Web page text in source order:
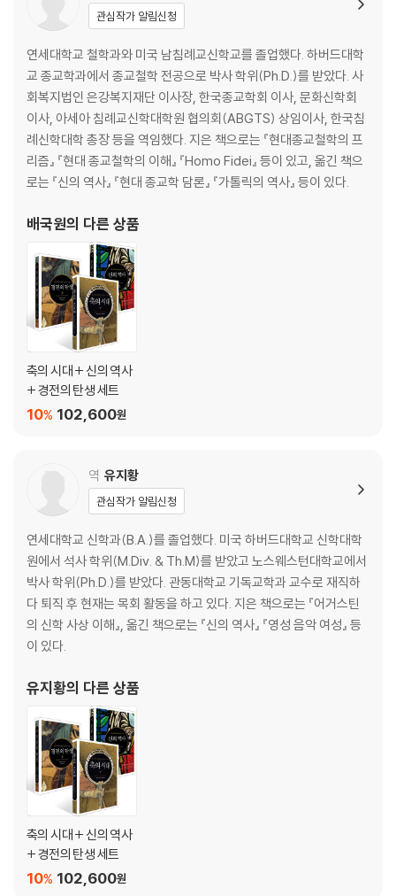
신의 유일성과 99가지 이름
움마, 이슬람 공동체의 탄생
제국의 부상과 수니파-시아파의 분열
전통주의와 합리주의의 중도, 아슈아리파
6장 철학자의 신
팔사파의 창시자, 알-파라비
철학적 신비주의자, 이븐 시나
마이모니데스, 마지막 유대 팔사파
부정의 길과 긍정의 길
아퀴나스와 보나벤투라의 신 존재 증명
7장 신비주의자의 신
하늘의 전차, 메르카바 신비주의
하늘로 올라간 무함마드와 아우구스티누스
동방 헤시카스트의 환상과 성상
수피즘의 자아 소멸과 회귀
카발라의 세피로트 나무
대륙의 신비주의자들
8장 종교개혁가의 신
세 이슬람 제국: 오스만 튀르크, 사파비, 무굴
유대 카발리즘의 영웅 루리아
르네상스 시대의 불안과 공포증
루터의 분노의 신과 칼뱅의 회심
무신론이라는 ‘모욕’
9장 계몽주의의 신
파스칼의 내기와 데카르트의 코기토
《프린키피아》와 《실낙원》
스피노자, 멘델스존, 칸트의 신
마음의 종교와 이신론
대각성운동의 광신적 열정
‘메시아’ 샤베타이 체비의 배교
관심작가 알림신청
연세대학교 철학과와 미국 남침례교신학교를 졸업했다. 하버드대학
교 종교학과에서 종교철학 전공으로 박사 학위(Ph.D.)를 받았다. 사
회복지법인 은강복지재단 이사장, 한국종교학회 이사, 문화신학회
이사, 아세아 침례교신학대학원 협의회(ABGTS) 상임이사, 한국침
례신학대학 총장 등을 역임했다. 지은 책으로는 『현대종교철학의 프
리즘』 『현대 종교철학의 이해』 『Homo Fidei』 등이 있고, 옮긴 책으
로는 『신의 역사』 『현대 종교학 담론』 『가톨릭의 역사』 등이 있다.
배국원의 다른 상품
축의 시대 + 신의 역사
+ 경전의 탄생 세트
102,600원
10%
역 유지황
관심작가 알림신청
연세대학교 신학과(B.A.)를 졸업했다. 미국 하버드대학교 신학대학
원에서 석사 학위(M.Div. & Th.M)를 받았고 노스웨스턴대학교에서
박사 학위(Ph.D.)를 받았다. 관동대학교 기독교학과 교수로 재직하
다 퇴직 후 현재는 목회 활동을 하고 있다. 지은 책으로는 『어거스틴
의 신학 사상 이해』, 옮긴 책으로는 『신의 역사』 『영성 음악 여성』 등
이 있다.
유지황의 다른 상품
축의 시대 + 신의 역사
+ 경전의 탄생 세트
102,600원
10%